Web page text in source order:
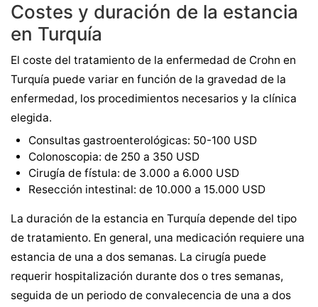
Costes y duración de la estancia
en Turquía
El coste del tratamiento de la enfermedad de Crohn en
Turquía puede variar en función de la gravedad de la
enfermedad, los procedimientos necesarios y la clínica
elegida.
Consultas gastroenterológicas: 50-100 USD
Colonoscopia: de 250 a 350 USD
Cirugía de fístula: de 3.000 a 6.000 USD
Resección intestinal: de 10.000 a 15.000 USD
La duración de la estancia en Turquía depende del tipo
de tratamiento. En general, una medicación requiere una
estancia de una a dos semanas. La cirugía puede
requerir hospitalización durante dos o tres semanas,
seguida de un periodo de convalecencia de una a dos